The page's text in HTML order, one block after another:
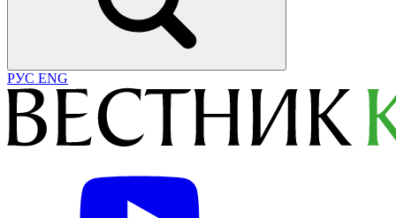
РУС ENG